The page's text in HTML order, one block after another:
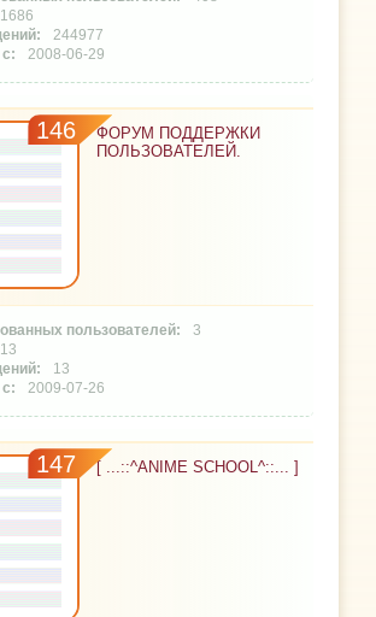
1686
244977
2008-06-29
146
ФОРУМ ПОДДЕРЖКИ
ПОЛЬЗОВАТЕЛЕЙ.
3
13
13
2009-07-26
147 [ ...::^ANIME SCHOOL^::... ]